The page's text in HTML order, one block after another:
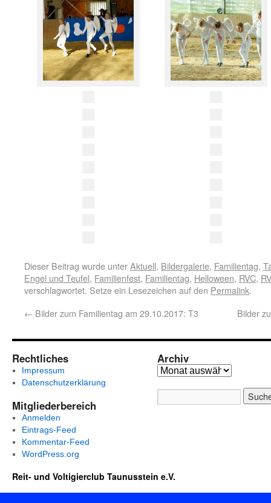
Dieser Beitrag wurde unterAktuell, Bildergalerie, Familientag,
Engel und Teufel, Familienfest, Familientag, Helloween, RVC,
verschlagwortet. Setze ein Lesezeichen auf den Permalink.
← Bilder zum Familientag am 29.10.2017: T3 Bilder
Rechtliches
Impressum
Datenschutzerklärung
Mitgliederbereich
Anmelden
Eintrags-Feed
Kommentar-Feed
WordPress.org
Archiv
Reit- und Voltigierclub Taunusstein e.V.